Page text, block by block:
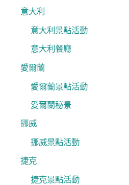
意大利
意大利景點活動
意大利餐廳
愛爾蘭
愛爾蘭景點活動
愛爾蘭秘景
挪威
挪威景點活動
捷克
捷克景點活動